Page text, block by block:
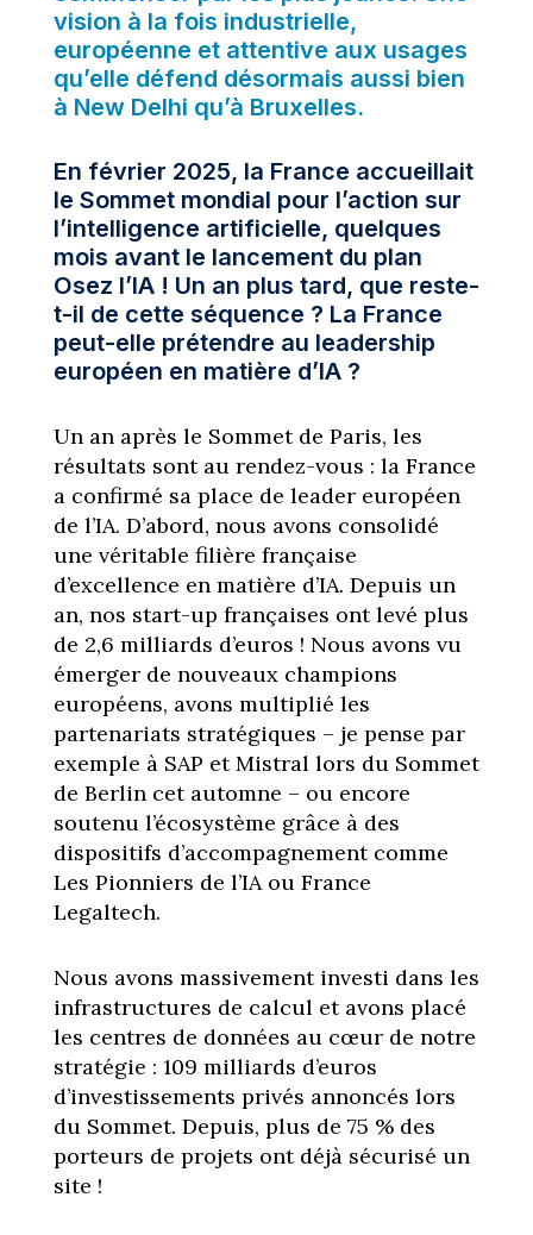
vision à la fois industrielle,
européenne et attentive aux usages
qu’elle défend désormais aussi bien
à New Delhi qu’à Bruxelles.
En février 2025, la France accueillait
le Sommet mondial pour l’action sur
l’intelligence artificielle, quelques
mois avant le lancement du plan
Osez l’IA ! Un an plus tard, que reste-
t-il de cette séquence ? La France
peut-elle prétendre au leadership
européen en matière d’IA ?
Un an après le Sommet de Paris, les
résultats sont au rendez-vous : la France
a confirmé sa place de leader européen
de l’IA. D’abord, nous avons consolidé
une véritable filière française
d’excellence en matière d’IA. Depuis un
an, nos start-up françaises ont levé plus
de 2,6 milliards d’euros ! Nous avons vu
émerger de nouveaux champions
européens, avons multiplié les
partenariats stratégiques – je pense par
exemple à SAP et Mistral lors du Sommet
de Berlin cet automne – ou encore
soutenu l’écosystème grâce à des
dispositifs d’accompagnement comme
Les Pionniers de l’IA ou France
Legaltech.
Nous avons massivement investi dans les
infrastructures de calcul et avons placé
les centres de données au cœur de notre
stratégie : 109 milliards d’euros
d’investissements privés annoncés lors
du Sommet. Depuis, plus de 75 % des
porteurs de projets ont déjà sécurisé un
site !